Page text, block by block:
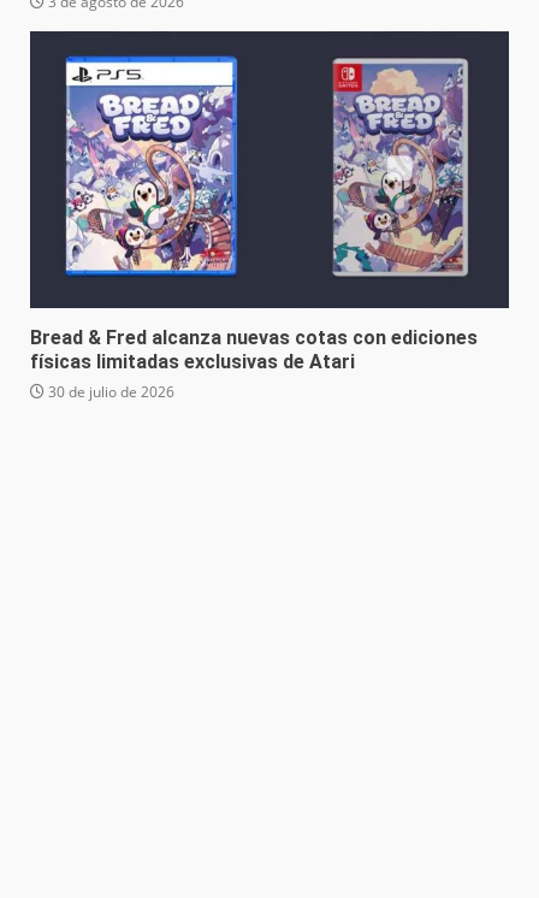
Bread & Fred alcanza nuevas cotas con ediciones
físicas limitadas exclusivas de Atari
30 de julio de 2026